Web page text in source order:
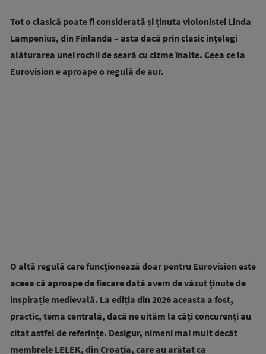
Tot o clasică poate fi considerată și ținuta violonistei Linda
Lampenius, din Finlanda – asta dacă prin clasic înțelegi
alăturarea unei rochii de seară cu cizme înalte. Ceea ce la
Eurovision e aproape o regulă de aur.
O altă regulă care funcționează doar pentru Eurovision este
aceea că aproape de fiecare dată avem de văzut ținute de
inspirație medievală. La ediția din 2026 aceasta a fost,
practic, tema centrală, dacă ne uităm la câți concurenți au
citat astfel de referințe. Desigur, nimeni mai mult decât
membrele LELEK, din Croația, care au arătat ca